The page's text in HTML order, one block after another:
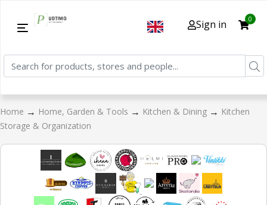
Sign in 0
Home → Home, Garden & Tools → Kitchen & Dining → Kitchen
Storage & Organization